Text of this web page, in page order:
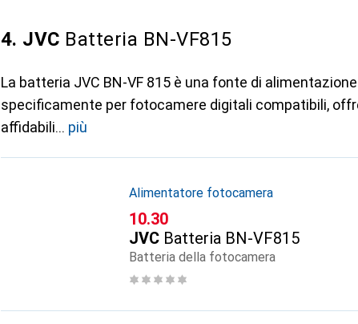
4. JVC Batteria BN-VF815
La batteria JVC BN-VF 815 è una fonte di
specificamente per fotocamere digitali compatibili,
affidabili
più
Alimentatore fotocamera
CHF
10.30
JVC Batteria BN-VF815
Batteria della fotocamera